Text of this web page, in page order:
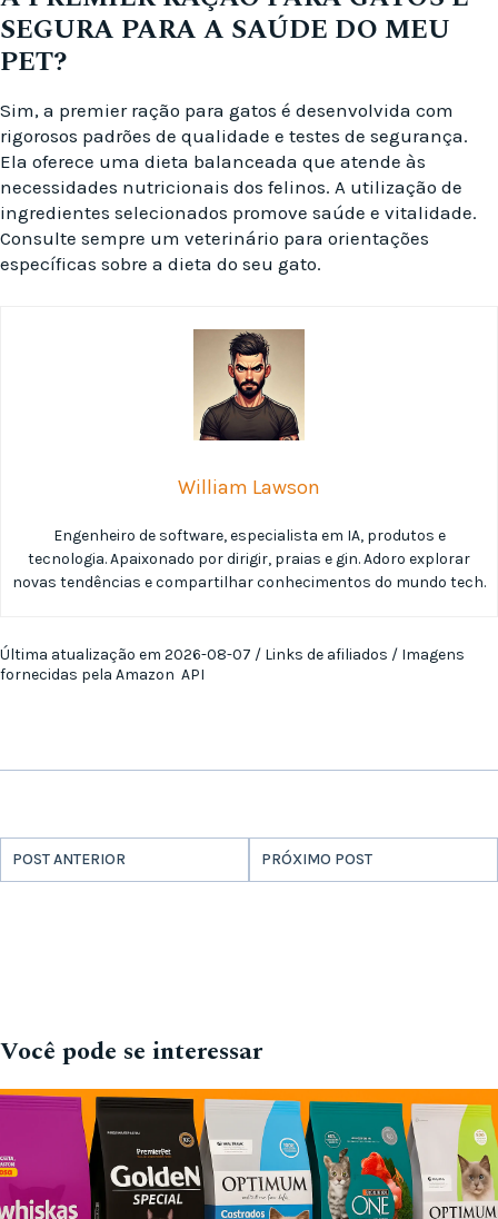
SEGURA PARA A SAÚDE DO MEU
PET?
Sim, a premier ração para gatos é desenvolvida com
rigorosos padrões de qualidade e testes de segurança.
Ela oferece uma dieta balanceada que atende às
necessidades nutricionais dos felinos. A utilização de
ingredientes selecionados promove saúde e vitalidade.
Consulte sempre um veterinário para orientações
específicas sobre a dieta do seu gato.
William Lawson
Engenheiro de software, especialista em IA, produtos e
tecnologia. Apaixonado por dirigir, praias e gin. Adoro explorar
novas tendências e compartilhar conhecimentos do mundo tech.
Última atualização em 2026-08-07 / Links de afiliados / Imagens
fornecidas pela Amazon API
POST ANTERIOR PRÓXIMO POST
Você pode se interessar